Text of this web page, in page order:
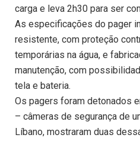
carga e leva 2h30 para ser
As especificações do pager
resistente, com proteção
temporárias na água, e
manutenção, com
tela e bateria.
Os pagers foram detonados
– câmeras de segurança de
Líbano, mostraram duas